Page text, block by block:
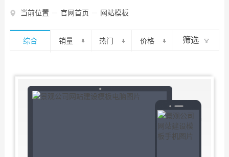
当前位置 － 官网首页 － 网站模板
综合 销量 热门 价格 筛选